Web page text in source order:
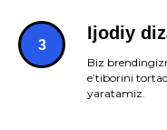
Ijodiy
Biz
e’tiborini
yaratamiz.